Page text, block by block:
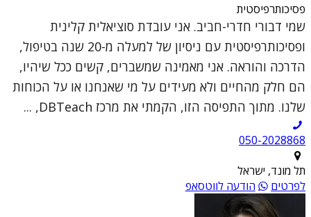
פסיכותרפיסטית
שמי דבורי חדרי-חביב. אני עובדת סוציאלית קלינית
ופסיכותרפיסטית עם ניסיון של למעלה מ-20 שנה בטיפול,
הדרכה והוראה. אני מאמינה שמשברים, קשים ככל שיהיו,
הם חלק מהחיים ולא מעידים על מי שאנחנו או על הכוחות
שלנו. מתוך התפיסה הזו, הקמתי את מרכז DBTeach, ...
050-2028868
תל מונד, ישראל
לפרטים
הודעה לווטסאפ